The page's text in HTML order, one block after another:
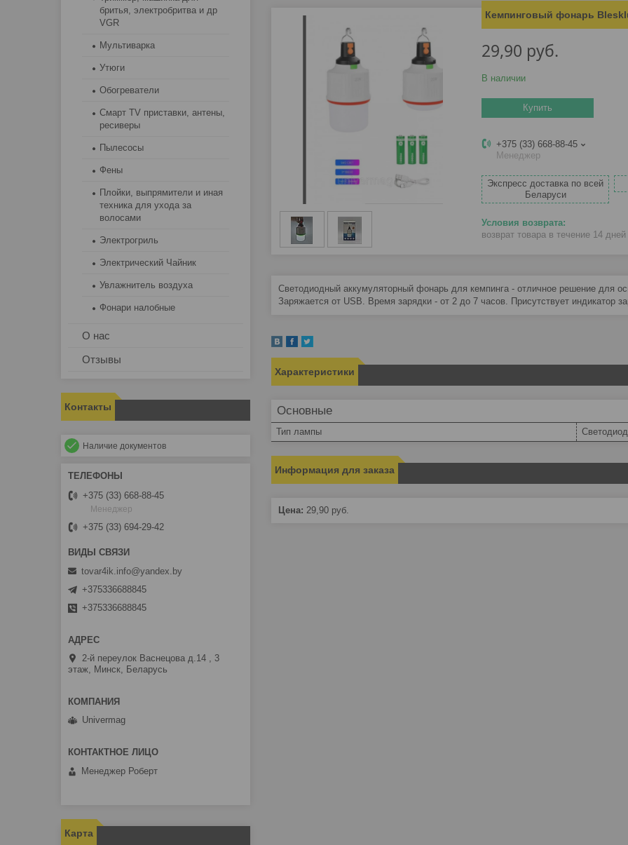
Кемпинговый фонарь
29,90 руб.
В наличии
Купить
+375 (33) 668-88-45
Менеджер
Экспресс доставка по всей
Беларуси
возврат товара в течение 14 дней
Светодиодный аккумуляторный фонарь для кемпинга - отличное решение для
Заряжается от USB. Время зарядки - от 2 до 7 часов. Присутствует индикатор
Характеристики
Основные
Тип лампы
Информация для заказа
Цена: 29,90 руб.
бритья, электробритва и др
VGR
Мультиварка
Утюги
Обогреватели
Смарт TV приставки, антены,
ресиверы
Пылесосы
Фены
Плойки, выпрямители и иная
техника для ухода за
волосами
Электрогриль
Электрический Чайник
Увлажнитель воздуха
Фонари налобные
О нас
Отзывы
Контакты
Наличие документов
+375 (33) 668-88-45
Менеджер
+375 (33) 694-29-42
tovar4ik.info@yandex.by
+375336688845
+375336688845
2-й переулок Васнецова д.14 , 3
этаж, Минск, Беларусь
Univermag
Менеджер Роберт
Карта